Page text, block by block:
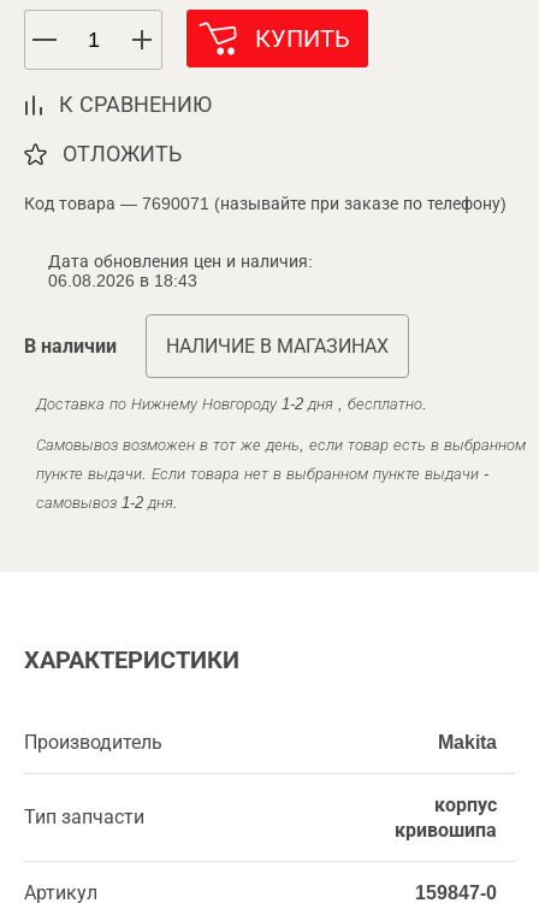
КУПИТЬ
К СРАВНЕНИЮ
ОТЛОЖИТЬ
Код товара — 7690071 (называйте при заказе по телефону)
Дата обновления цен и наличия:
06.08.2026 в 18:43
В наличии НАЛИЧИЕ В МАГАЗИНАХ
Доставка по Нижнему Новгороду 1-2 дня , бесплатно.
Самовывоз возможен в тот же день, если товар есть в выбранном
пункте выдачи. Если товара нет в выбранном пункте выдачи -
самовывоз 1-2 дня.
ХАРАКТЕРИСТИКИ
Производитель Makita
Тип запчасти
корпус
кривошипа
Артикул 159847-0